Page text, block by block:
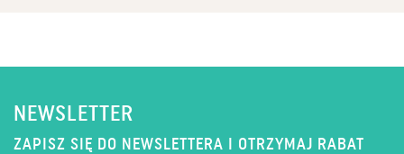
NEWSLETTER
ZAPISZ SIĘ DO NEWSLETTERA I OTRZYMAJ RABAT